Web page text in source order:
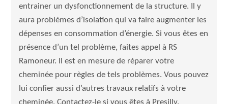
entrainer un dysfonctionnement de la structure. Il y
aura problèmes d’isolation qui va faire augmenter les
dépenses en consommation d’énergie. Si vous êtes en
présence d’un tel problème, faites appel à RS
Ramoneur. Il est en mesure de réparer votre
cheminée pour règles de tels problèmes. Vous pouvez
lui confier aussi d’autres travaux relatifs à votre
cheminée. Contactez-le si vous êtes à Presilly.